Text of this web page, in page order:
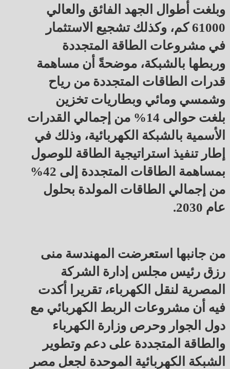
وبلغت أطوال الجهد الفائق والعالي
61000 كم، وكذلك تشجيع الاستثمار
في مشروعات الطاقة المتجددة
وربطها بالشبكة، موضحةً أن مساهمة
قدرات الطاقات المتجددة من رياح
وشمسي ومائي وبطاريات تخزين
بلغت حوالى 14% من إجمالي القدرات
الأسمية بالشبكة الكهربائية، وذلك في
إطار تنفيذ استراتيجية الطاقة للوصول
بمساهمة الطاقات المتجددة إلى 42%
من إجمالي الطاقات المولدة بحلول
عام 2030.
من جانبها استعرضت المهندسة منى
رزق رئيس مجلس إدارة الشركة
المصرية لنقل الكهرباء، تقريرا أكدت
فيه أن مشروعات الربط الكهربائي مع
دول الجوار وحرص وزارة الكهرباء
والطاقة المتجددة على دعم وتطوير
الشبكة الكهربائية الموحدة لجعل مصر